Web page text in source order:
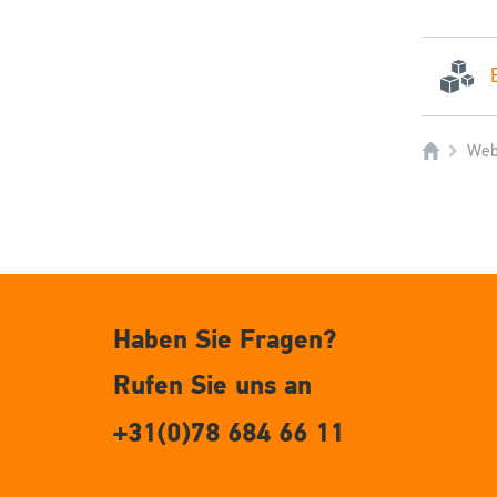
Haben Sie Fragen?
Rufen Sie uns an
+31(0)78 684 66 11